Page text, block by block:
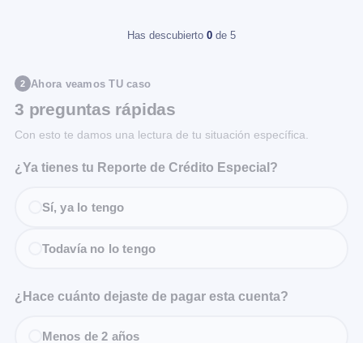
Has descubierto 0 de 5
2 Ahora veamos TU caso
3 preguntas rápidas
Con esto te damos una lectura de tu situación específica.
¿Ya tienes tu Reporte de Crédito Especial?
Sí, ya lo tengo
Todavía no lo tengo
¿Hace cuánto dejaste de pagar esta cuenta?
Menos de 2 años